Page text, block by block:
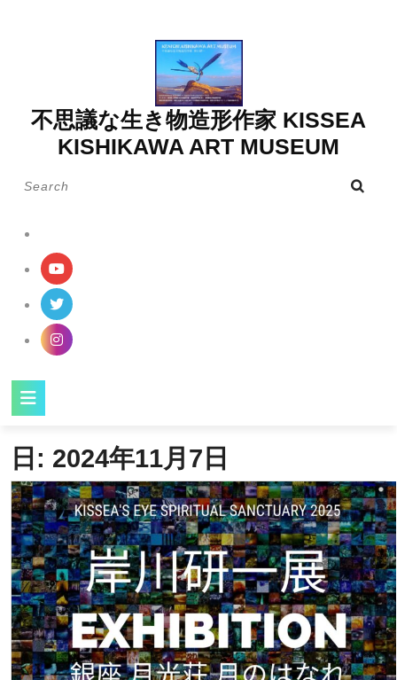
不思議な生き物造形作家 KISSEA
KISHIKAWA ART MUSEUM
日: 2024年11月7日